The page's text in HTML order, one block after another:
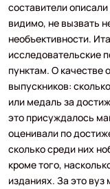
составители
видимо, не вызвать
необъективности.
исследовательские
пунктам. О качестве
выпускников:
или медаль за
это присуждалось
оценивали по
сколько среди них
кроме того,
изданиях. За это